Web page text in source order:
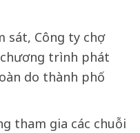
sát, Công ty chợ
trình phát
do thành phố
tham gia các chuỗi